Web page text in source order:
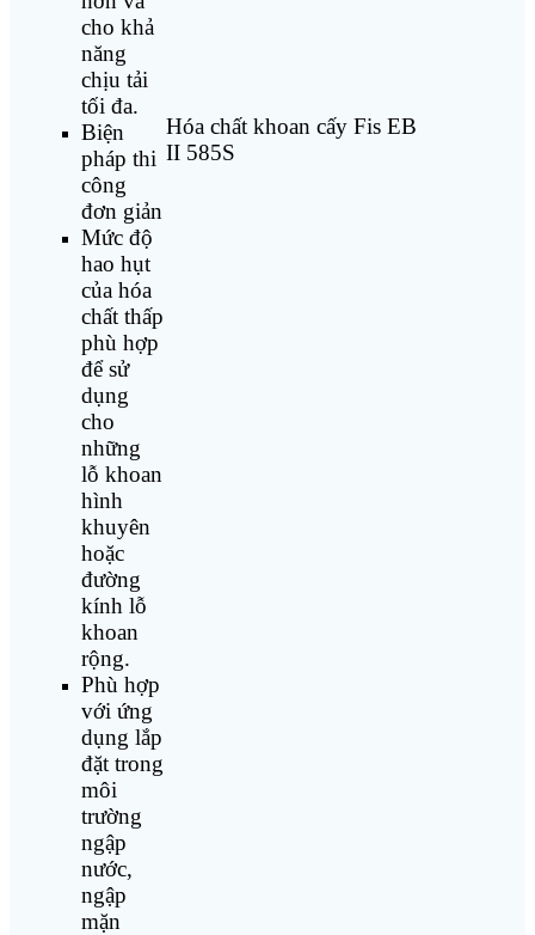
cho khả
năng
chịu tải
tối đa.
Biện
pháp thi
công
đơn giản
Mức độ
hao hụt
của hóa
chất thấp
phù hợp
để sử
dụng
cho
những
lỗ khoan
hình
khuyên
hoặc
đường
kính lỗ
khoan
rộng.
Phù hợp
với ứng
dụng lắp
đặt trong
môi
trường
ngập
nước,
ngập
mặn
Hóa chất khoan cấy Fis EB
II 585S